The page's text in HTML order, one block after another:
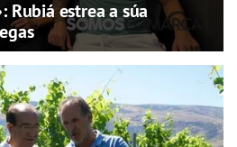
Rubiá estrea a súa